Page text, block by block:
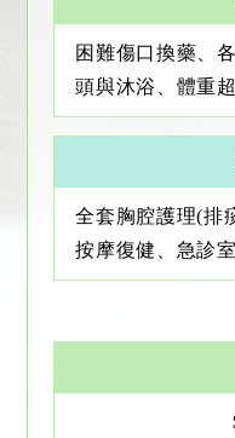
困難傷口換藥、
頭與沐浴、體重
全套胸腔護理(排
按摩復健、急診室